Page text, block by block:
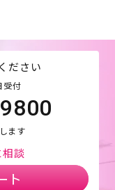
ださい
受付
ます
談
ト